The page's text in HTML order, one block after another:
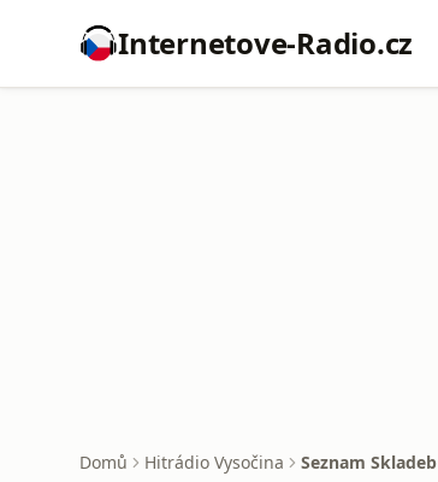
Internetove-Radio.cz
Domů Hitrádio Vysočina Seznam Skladeb